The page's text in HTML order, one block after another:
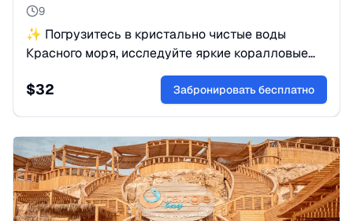
9
✨ Погрузитесь в кристально чистые воды
Красного моря, исследуйте яркие коралловые
рифы и откройте богатый подводный мир
Хургады с инструкторами.
$32 Забронировать бесплатно